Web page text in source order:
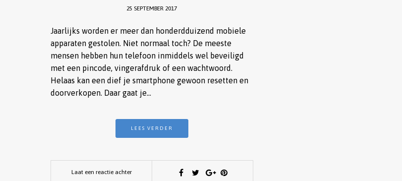
25 SEPTEMBER 2017
Jaarlijks worden er meer dan honderdduizend mobiele
apparaten gestolen. Niet normaal toch? De meeste
mensen hebben hun telefoon inmiddels wel beveiligd
met een pincode, vingerafdruk of een wachtwoord.
Helaas kan een dief je smartphone gewoon resetten en
doorverkopen. Daar gaat je…
LEES VERDER
Laat een reactie achter